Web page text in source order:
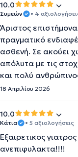
10.0
Συμεών • 4
Άριστος
πραγματικό
ασθενή. Σε ακούει
απόλυτα με τις
και πολύ
18 Απριλίου 2026
10.0
Κάτια • 5 αξιολογήσεις
Εξαιρετικος
ανεπιφυλακτα!!!!